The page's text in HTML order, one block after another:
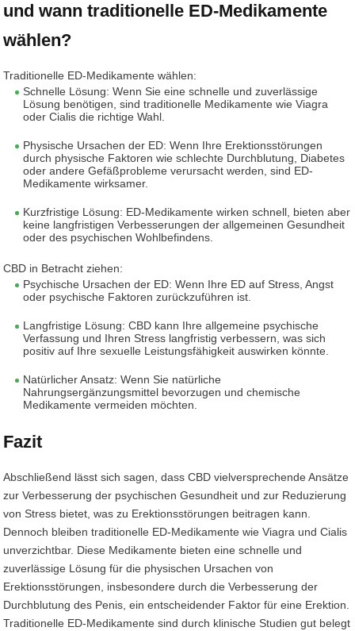
und wann traditionelle ED-Medikamente
wählen?
Traditionelle ED-Medikamente wählen:
Schnelle Lösung: Wenn Sie eine schnelle und zuverlässige
Lösung benötigen, sind traditionelle Medikamente wie Viagra
oder Cialis die richtige Wahl.
Physische Ursachen der ED: Wenn Ihre Erektionsstörungen
durch physische Faktoren wie schlechte Durchblutung, Diabetes
oder andere Gefäßprobleme verursacht werden, sind ED-
Medikamente wirksamer.
Kurzfristige Lösung: ED-Medikamente wirken schnell, bieten aber
keine langfristigen Verbesserungen der allgemeinen Gesundheit
oder des psychischen Wohlbefindens.
CBD in Betracht ziehen:
Psychische Ursachen der ED: Wenn Ihre ED auf Stress, Angst
oder psychische Faktoren zurückzuführen ist.
Langfristige Lösung: CBD kann Ihre allgemeine psychische
Verfassung und Ihren Stress langfristig verbessern, was sich
positiv auf Ihre sexuelle Leistungsfähigkeit auswirken könnte.
Natürlicher Ansatz: Wenn Sie natürliche
Nahrungsergänzungsmittel bevorzugen und chemische
Medikamente vermeiden möchten.
Fazit
Abschließend lässt sich sagen, dass CBD vielversprechende Ansätze
zur Verbesserung der psychischen Gesundheit und zur Reduzierung
von Stress bietet, was zu Erektionsstörungen beitragen kann.
Dennoch bleiben traditionelle ED-Medikamente wie Viagra und Cialis
unverzichtbar. Diese Medikamente bieten eine schnelle und
zuverlässige Lösung für die physischen Ursachen von
Erektionsstörungen, insbesondere durch die Verbesserung der
Durchblutung des Penis, ein entscheidender Faktor für eine Erektion.
Traditionelle ED-Medikamente sind durch klinische Studien gut belegt